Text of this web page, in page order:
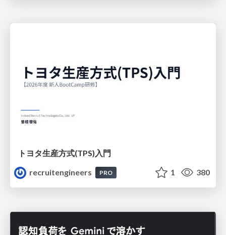
トヨタ⽣産⽅式(TPS)⼊⾨
recruitengineers
PRO 1 380